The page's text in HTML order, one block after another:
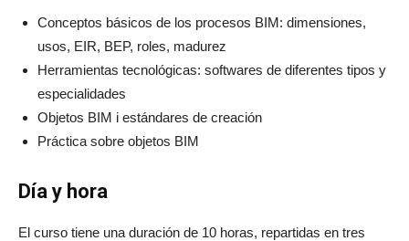
Conceptos básicos de los procesos BIM: dimensiones,
usos, EIR, BEP, roles, madurez
Herramientas tecnológicas: softwares de diferentes tipos y
especialidades
Objetos BIM i estándares de creación
Práctica sobre objetos BIM
Día y hora
El curso tiene una duración de 10 horas, repartidas en tres